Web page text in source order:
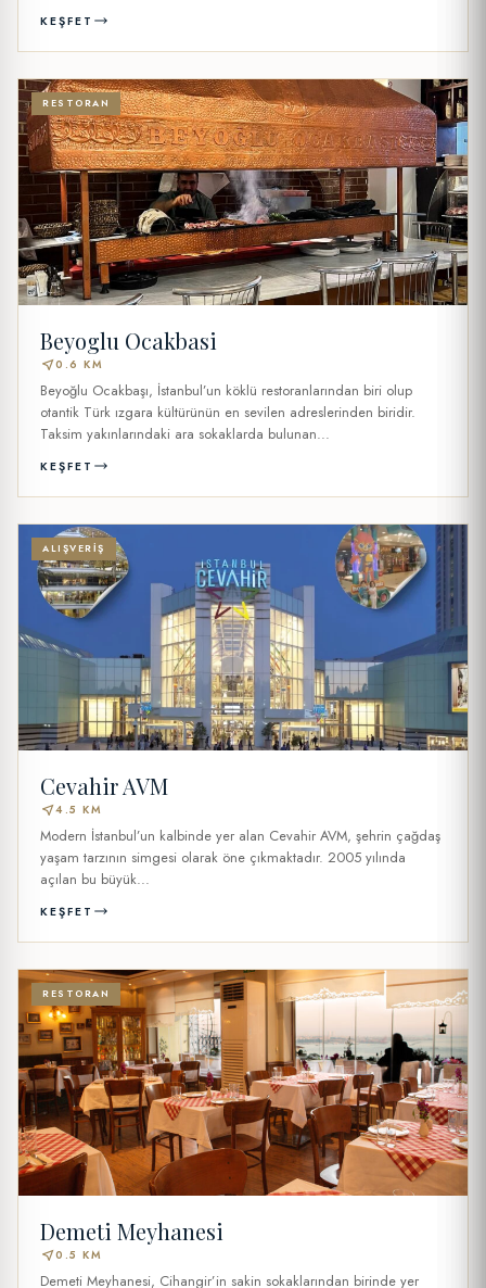
KEŞFET
RESTORAN
Beyoglu Ocakbasi
near_me0.6 KM
Beyoğlu Ocakbaşı, İstanbul’un köklü restoranlarından biri olup
otantik Türk ızgara kültürünün en sevilen adreslerinden biridir.
Taksim yakınlarındaki ara sokaklarda bulunan...
KEŞFET
ALIŞVERIŞ
Cevahir AVM
near_me4.5 KM
Modern İstanbul’un kalbinde yer alan Cevahir AVM, şehrin çağdaş
yaşam tarzının simgesi olarak öne çıkmaktadır. 2005 yılında
açılan bu büyük...
KEŞFET
RESTORAN
Demeti Meyhanesi
near_me0.5 KM
Demeti Meyhanesi, Cihangir’in sakin sokaklarından birinde yer